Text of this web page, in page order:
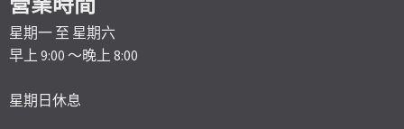
星期一 至 星期六
早上 9:00 ～晚上 8:00
星期日休息